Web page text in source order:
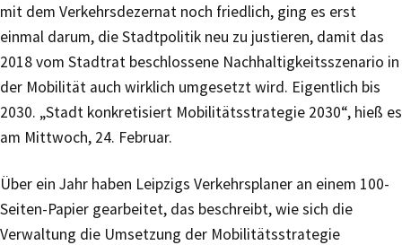
mit dem Verkehrsdezernat noch friedlich, ging es erst
einmal darum, die Stadtpolitik neu zu justieren, damit das
2018 vom Stadtrat beschlossene Nachhaltigkeitsszenario in
der Mobilität auch wirklich umgesetzt wird. Eigentlich bis
2030. „Stadt konkretisiert Mobilitätsstrategie 2030“, hieß es
am Mittwoch, 24. Februar.
Über ein Jahr haben Leipzigs Verkehrsplaner an einem 100-
Seiten-Papier gearbeitet, das beschreibt, wie sich die
Verwaltung die Umsetzung der Mobilitätsstrategie